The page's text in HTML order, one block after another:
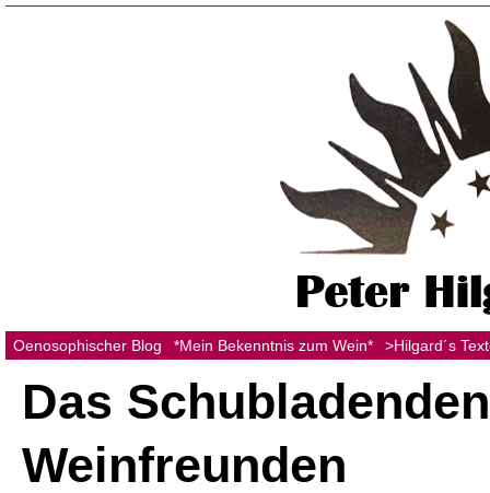
Oenosophischer Blog *Mein Bekenntnis zum Wein* >Hilgard´s
Das
Weinfreunden